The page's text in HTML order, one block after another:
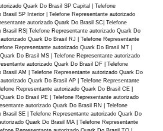
Quark Do Brasil SP Capital | Telefone
Brasil SP Interior | Telefone Representante autorizado
autorizado Quark Do Brasil SC| Telefone
Brasil RS| Telefone Representante autorizado Quark Do
Quark Do Brasil RJ | Telefone Representante
Representante autorizado Quark Do Brasil MT |
Do Brasil MS | Telefone Representante autorizado
autorizado Quark Do Brasil DF | Telefone
Brasil AM | Telefone Representante autorizado Quark Do
Quark Do Brasil AP | Telefone Representante
Representante autorizado Quark Do Brasil CE |
Do Brasil PE | Telefone Representante autorizado
autorizado Quark Do Brasil RN | Telefone
Brasil SE | Telefone Representante autorizado Quark Do
Quark Do Brasil MA | Telefone Representante